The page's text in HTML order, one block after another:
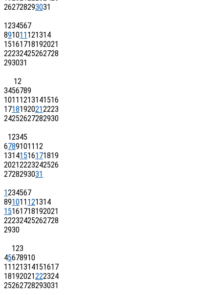
262728293031
1234567
891011 121314
15161718192021
22232425262728
293031
12
3456789
1011 1213141516
17181920212223
24252627282930
12345
67891011 12
13141516171819
20212223242526
2728293031
1234567
891011 121314
15161718192021
22232425262728
2930
123
45678910
11 121314151617
18192021222324
25262728293031